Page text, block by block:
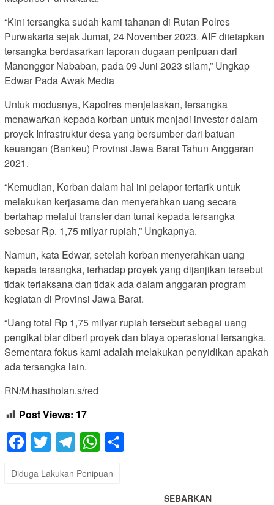
“Kini tersangka sudah kami tahanan di Rutan Polres
Purwakarta sejak Jumat, 24 November 2023. AIF ditetapkan
tersangka berdasarkan laporan dugaan penipuan dari
Manonggor Nababan, pada 09 Juni 2023 silam,” Ungkap
Edwar Pada Awak Media
Untuk modusnya, Kapolres menjelaskan, tersangka
menawarkan kepada korban untuk menjadi investor dalam
proyek Infrastruktur desa yang bersumber dari batuan
keuangan (Bankeu) Provinsi Jawa Barat Tahun Anggaran
2021.
“Kemudian, Korban dalam hal ini pelapor tertarik untuk
melakukan kerjasama dan menyerahkan uang secara
bertahap melalui transfer dan tunai kepada tersangka
sebesar Rp. 1,75 milyar rupiah,” Ungkapnya.
Namun, kata Edwar, setelah korban menyerahkan uang
kepada tersangka, terhadap proyek yang dijanjikan tersebut
tidak terlaksana dan tidak ada dalam anggaran program
kegiatan di Provinsi Jawa Barat.
“Uang total Rp 1,75 milyar rupiah tersebut sebagai uang
pengikat biar diberi proyek dan biaya operasional tersangka.
Sementara fokus kami adalah melakukan penyidikan apakah
ada tersangka lain.
RN/M.hasiholan.s/red
Post Views: 17
Facebook
Twitter
Telegram
WhatsApp
Diduga Lakukan Penipuan
SEBARKAN